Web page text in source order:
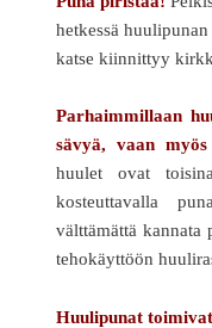
hetkessä
katse kiinnittyy
Parhaimmillaan
sävyä, vaan
huulet ovat
kosteuttavalla
välttämättä kannata
tehokäyttöön
Huulipunat